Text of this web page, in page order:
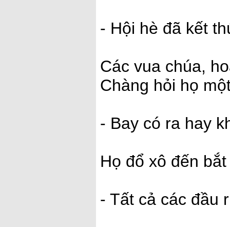
- Hội hè đã kết
Các vua chúa,
Chàng hỏi họ
- Bay có ra hay
Họ đổ xô đến
- Tất cả các đầu